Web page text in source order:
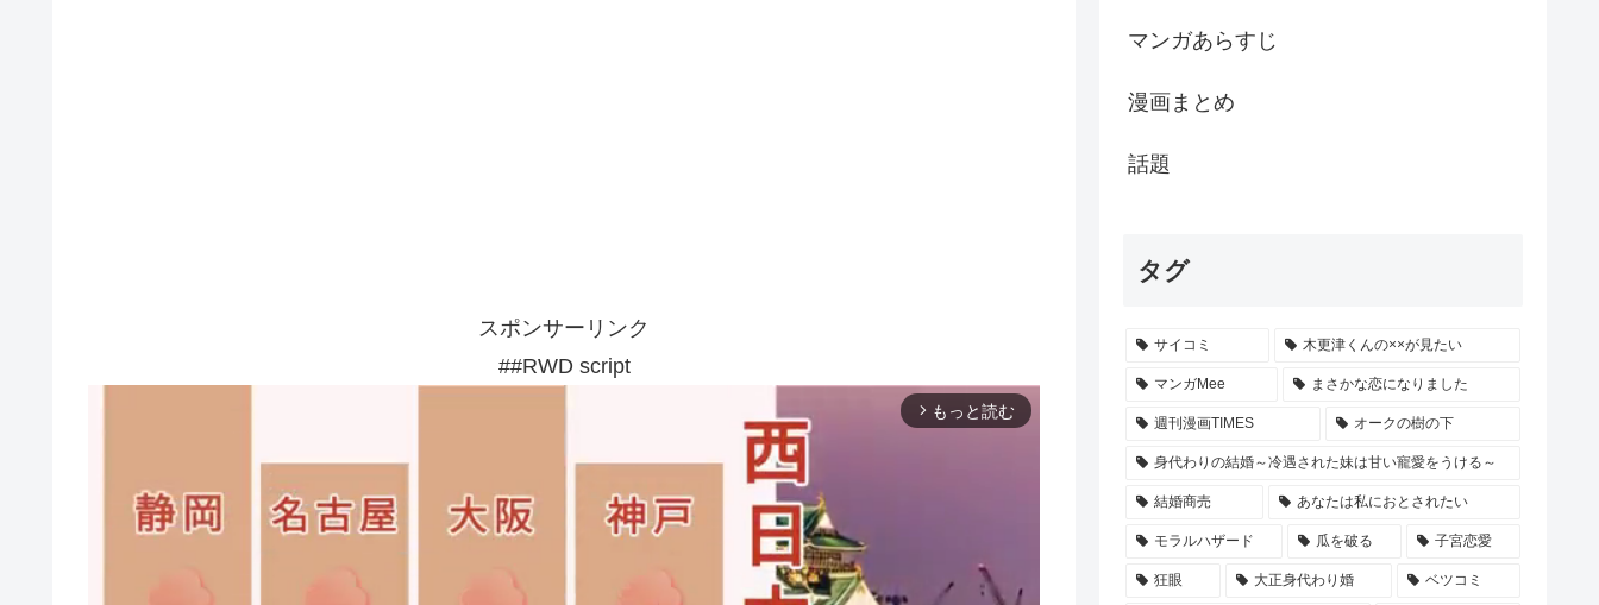
スポンサーリンク
##RWD script
arrow_forward_ios もっと読む
マンガあらすじ
漫画まとめ
話題
タグ
サイコミ 木更津くんの××が見たい
マンガMee まさかな恋になりました
週刊漫画TIMES オークの樹の下
身代わりの結婚～冷遇された妹は甘い寵愛をうける～
結婚商売 あなたは私におとされたい
モラルハザード 瓜を破る 子宮恋愛
狂眼 大正身代わり婚 ベツコミ